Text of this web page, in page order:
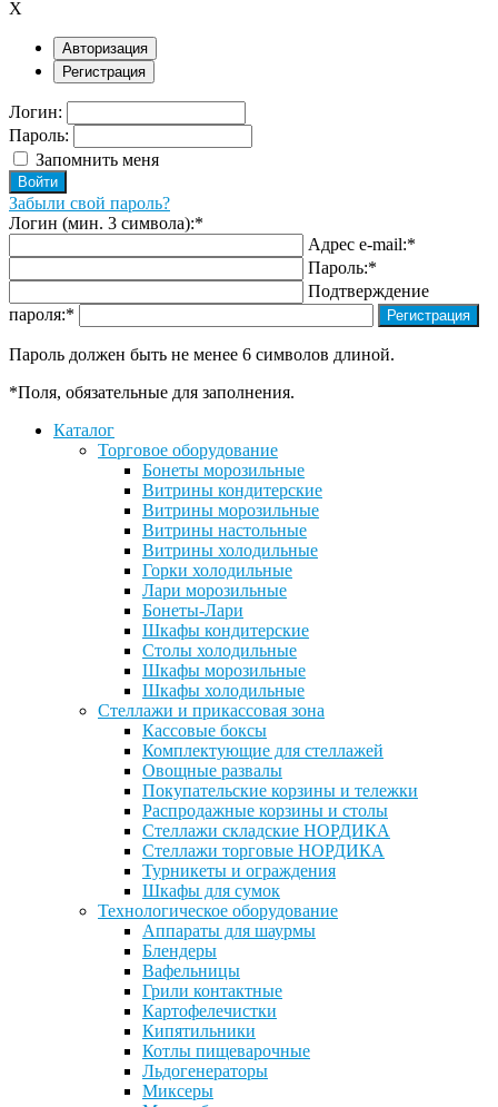
X
Авторизация
Регистрация
Логин:
Пароль:
Запомнить меня
Забыли свой пароль?
Логин (мин. 3 символа):*
Адрес e-mail:*
Пароль:*
Подтверждение
пароля:*
Пароль должен быть не менее 6 символов длиной.
*Поля, обязательные для заполнения.
Каталог
Торговое оборудование
Бонеты морозильные
Витрины кондитерские
Витрины морозильные
Витрины настольные
Витрины холодильные
Горки холодильные
Лари морозильные
Бонеты-Лари
Шкафы кондитерские
Столы холодильные
Шкафы морозильные
Шкафы холодильные
Стеллажи и прикассовая зона
Кассовые боксы
Комплектующие для стеллажей
Овощные развалы
Покупательские корзины и тележки
Распродажные корзины и столы
Стеллажи складские НОРДИКА
Стеллажи торговые НОРДИКА
Турникеты и ограждения
Шкафы для сумок
Технологическое оборудование
Аппараты для шаурмы
Блендеры
Вафельницы
Грили контактные
Картофелечистки
Кипятильники
Котлы пищеварочные
Льдогенераторы
Миксеры